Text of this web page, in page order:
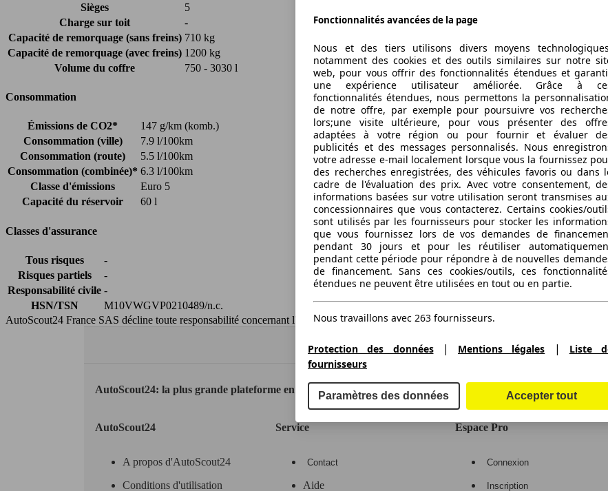
Sièges
5
Charge sur toit
-
Capacité de remorquage (sans freins) 710 kg
Capacité de remorquage (avec freins) 1200 kg
Volume du coffre
750 - 3030 l
Consommation
Émissions de CO2*
147 g/km (komb.)
Consommation (ville)
7.9 l/100km
Consommation (route)
5.5 l/100km
Consommation (combinée)* 6.3 l/100km
Classe d'émissions
Euro 5
Capacité du réservoir
60 l
Classes d'assurance
Tous risques
-
Risques partiels
-
Responsabilité civile -
HSN/TSN
M10VWGVP0210489/n.c.
AutoScout24 France SAS décline toute responsabilité concernant l''exactitude des indications fournies.
AutoScout24: la plus grande plateforme en ligne de voitures en Europe
AutoScout24
A propos d'AutoScout24
Conditions d'utilisation
Service
Contact
Aide
Espace Pro
Connexion
Inscription
Fonctionnalités avancées de la page
Nous et des tiers utilisons divers moyens
notamment des cookies et des outils similaires sur notre
web, pour vous offrir des fonctionnalités étendues et
une expérience utilisateur améliorée. Grâce à
fonctionnalités étendues, nous permettons la
de notre offre, par exemple pour poursuivre vos
lors;une visite ultérieure, pour vous présenter des
adaptées à votre région ou pour fournir et évaluer
publicités et des messages personnalisés. Nous
votre adresse e-mail localement lorsque vous la fournissez
des recherches enregistrées, des véhicules favoris ou dans
cadre de l'évaluation des prix. Avec votre consentement,
informations basées sur votre utilisation seront transmises
concessionnaires que vous contacterez. Certains cookies/
sont utilisés par les fournisseurs pour stocker les
que vous fournissez lors de vos demandes de
pendant 30 jours et pour les réutiliser
pendant cette période pour répondre à de nouvelles
de financement. Sans ces cookies/outils, ces
étendues ne peuvent être utilisées en tout ou en partie.
Nous travaillons avec 263 fournisseurs.
Protection des données| Mentions légales |
Liste
fournisseurs
Paramètres des données Accepter tout